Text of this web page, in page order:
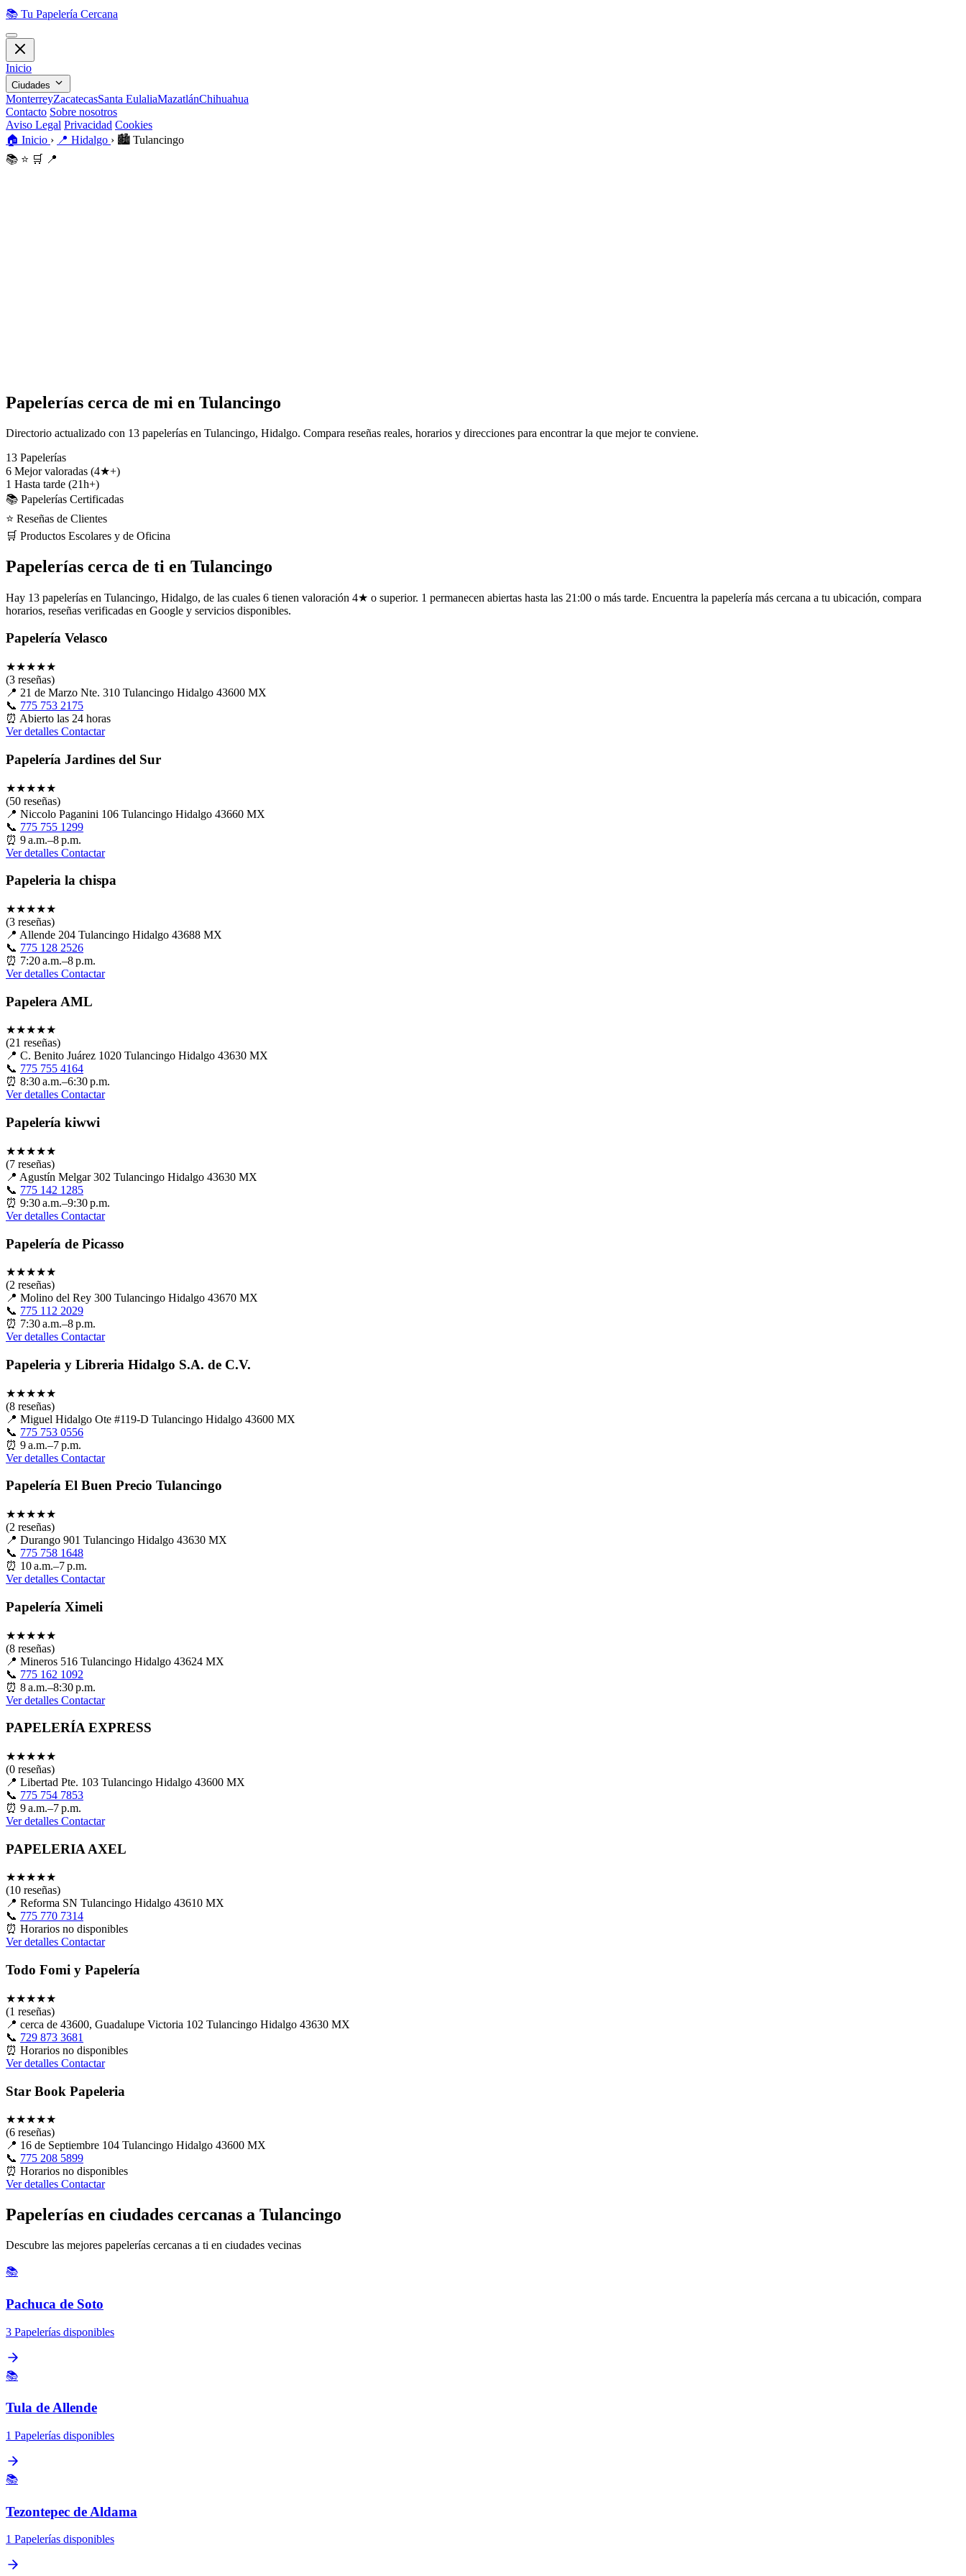
📚 Tu Papelería Cercana
Inicio
Ciudades
MonterreyZacatecasSanta EulaliaMazatlánChihuahua
Contacto Sobre nosotros
Aviso Legal Privacidad Cookies
🏠 Inicio › 📍 Hidalgo › 🏙️ Tulancingo
📚 ⭐ 🛒 📍
Papelerías cerca de mi en Tulancingo
Directorio actualizado con 13 papelerías en Tulancingo, Hidalgo. Compara reseñas reales, horarios y direcciones para encontrar la que mejor te conviene.
13 Papelerías
6 Mejor valoradas (4★+)
1 Hasta tarde (21h+)
📚 Papelerías Certificadas
⭐ Reseñas de Clientes
🛒 Productos Escolares y de Oficina
Papelerías cerca de ti en Tulancingo
Hay 13 papelerías en Tulancingo, Hidalgo, de las cuales 6 tienen valoración 4★ o superior. 1 permanecen abiertas hasta las 21:00 o más tarde. Encuentra la papelería más cercana a tu ubicación, compara
horarios, reseñas verificadas en Google y servicios disponibles.
Papelería Velasco
★★★★★
(3 reseñas)
📍 21 de Marzo Nte. 310 Tulancingo Hidalgo 43600 MX
📞 775 753 2175
⏰ Abierto las 24 horas
Ver detalles Contactar
Papelería Jardines del Sur
★★★★★
(50 reseñas)
📍 Niccolo Paganini 106 Tulancingo Hidalgo 43660 MX
📞 775 755 1299
⏰ 9 a.m.–8 p.m.
Ver detalles Contactar
Papeleria la chispa
★★★★★
(3 reseñas)
📍 Allende 204 Tulancingo Hidalgo 43688 MX
📞 775 128 2526
⏰ 7:20 a.m.–8 p.m.
Ver detalles Contactar
Papelera AML
★★★★★
(21 reseñas)
📍 C. Benito Juárez 1020 Tulancingo Hidalgo 43630 MX
📞 775 755 4164
⏰ 8:30 a.m.–6:30 p.m.
Ver detalles Contactar
Papelería kiwwi
★★★★★
(7 reseñas)
📍 Agustín Melgar 302 Tulancingo Hidalgo 43630 MX
📞 775 142 1285
⏰ 9:30 a.m.–9:30 p.m.
Ver detalles Contactar
Papelería de Picasso
★★★★★
(2 reseñas)
📍 Molino del Rey 300 Tulancingo Hidalgo 43670 MX
📞 775 112 2029
⏰ 7:30 a.m.–8 p.m.
Ver detalles Contactar
Papeleria y Libreria Hidalgo S.A. de C.V.
★★★★★
(8 reseñas)
📍 Miguel Hidalgo Ote #119-D Tulancingo Hidalgo 43600 MX
📞 775 753 0556
⏰ 9 a.m.–7 p.m.
Ver detalles Contactar
Papelería El Buen Precio Tulancingo
★★★★★
(2 reseñas)
📍 Durango 901 Tulancingo Hidalgo 43630 MX
📞 775 758 1648
⏰ 10 a.m.–7 p.m.
Ver detalles Contactar
Papelería Ximeli
★★★★★
(8 reseñas)
📍 Mineros 516 Tulancingo Hidalgo 43624 MX
📞 775 162 1092
⏰ 8 a.m.–8:30 p.m.
Ver detalles Contactar
PAPELERÍA EXPRESS
★★★★★
(0 reseñas)
📍 Libertad Pte. 103 Tulancingo Hidalgo 43600 MX
📞 775 754 7853
⏰ 9 a.m.–7 p.m.
Ver detalles Contactar
PAPELERIA AXEL
★★★★★
(10 reseñas)
📍 Reforma SN Tulancingo Hidalgo 43610 MX
📞 775 770 7314
⏰ Horarios no disponibles
Ver detalles Contactar
Todo Fomi y Papelería
★★★★★
(1 reseñas)
📍 cerca de 43600, Guadalupe Victoria 102 Tulancingo Hidalgo 43630 MX
📞 729 873 3681
⏰ Horarios no disponibles
Ver detalles Contactar
Star Book Papeleria
★★★★★
(6 reseñas)
📍 16 de Septiembre 104 Tulancingo Hidalgo 43600 MX
📞 775 208 5899
⏰ Horarios no disponibles
Ver detalles Contactar
Papelerías en ciudades cercanas a Tulancingo
Descubre las mejores papelerías cercanas a ti en ciudades vecinas
📚
Pachuca de Soto
3 Papelerías disponibles
📚
Tula de Allende
1 Papelerías disponibles
📚
Tezontepec de Aldama
1 Papelerías disponibles